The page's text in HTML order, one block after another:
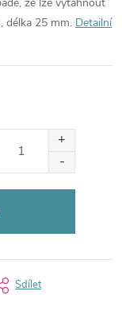
délka 25 mm. Detailní
Sdílet